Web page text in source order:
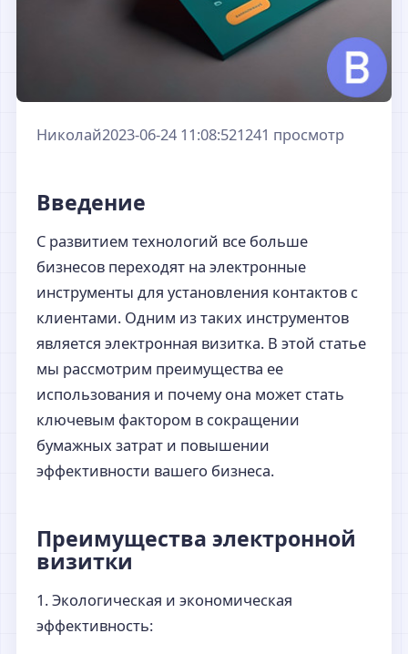
Николай2023-06-24 11:08:521241 просмотр
Введение
С развитием технологий все больше
бизнесов переходят на электронные
инструменты для установления контактов с
клиентами. Одним из таких инструментов
является электронная визитка. В этой статье
мы рассмотрим преимущества ее
использования и почему она может стать
ключевым фактором в сокращении
бумажных затрат и повышении
эффективности вашего бизнеса.
Преимущества электронной
визитки
1. Экологическая и экономическая
эффективность: